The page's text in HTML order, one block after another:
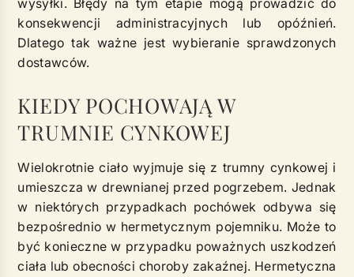
wysyłki. Błędy na tym etapie mogą prowadzić do
konsekwencji administracyjnych lub opóźnień.
Dlatego tak ważne jest wybieranie sprawdzonych
dostawców.
KIEDY POCHOWAJĄ W
TRUMNIE CYNKOWEJ
Wielokrotnie ciało wyjmuje się z trumny cynkowej i
umieszcza w drewnianej przed pogrzebem. Jednak
w niektórych przypadkach pochówek odbywa się
bezpośrednio w hermetycznym pojemniku. Może to
być konieczne w przypadku poważnych uszkodzeń
ciała lub obecności choroby zakaźnej. Hermetyczna